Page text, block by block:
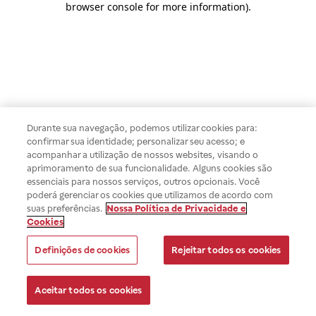
browser console for more information).
Durante sua navegação, podemos utilizar cookies para:
confirmar sua identidade; personalizar seu acesso; e
acompanhar a utilização de nossos websites, visando o
aprimoramento de sua funcionalidade. Alguns cookies são
essenciais para nossos serviços, outros opcionais. Você
poderá gerenciar os cookies que utilizamos de acordo com
suas preferências. Nossa Política de Privacidade e
Cookies
Definições de cookies Rejeitar todos os cookies
Aceitar todos os cookies